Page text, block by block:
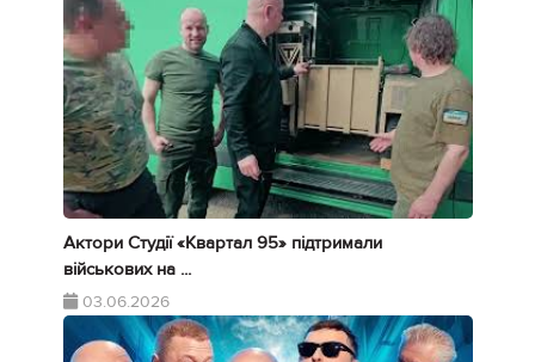
Актори Студії «Квартал 95» підтримали
військових на ...
03.06.2026